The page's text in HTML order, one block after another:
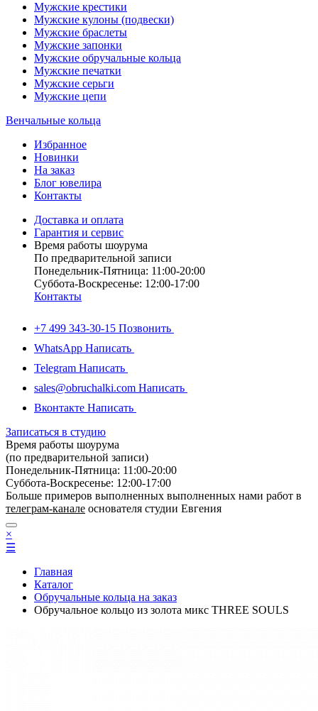
Мужские крестики
Мужские кулоны (подвески)
Мужские браслеты
Мужские запонки
Мужские обручальные кольца
Мужские печатки
Мужские серьги
Мужские цепи
Венчальные кольца
Избранное
Новинки
На заказ
Блог ювелира
Контакты
Доставка и оплата
Гарантия и сервис
Время работы шоурума
По предварительной записи
Понедельник-Пятница: 11:00-20:00
Суббота-Bоcкресенье: 12:00-17:00
Контакты
+7 499 343-30-15 Позвонить
WhatsApp Написать
Telegram Написать
sales@obruchalki.com Написать
Вконтакте Написать
Записаться в студию
Время работы шоурума
(по предварительной записи)
Понедельник-Пятница: 11:00-20:00
Суббота-Bоcкресенье: 12:00-17:00
Больше примеров выполненных выполненных нами работ в
телеграм-канале основателя студии Евгения
×
☰
Главная
Каталог
Обручальные кольца на заказ
Обручальное кольцо из золота микс THREE SOULS